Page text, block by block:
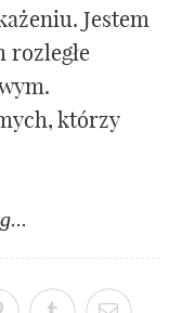
Jestem
rozległe
którzy